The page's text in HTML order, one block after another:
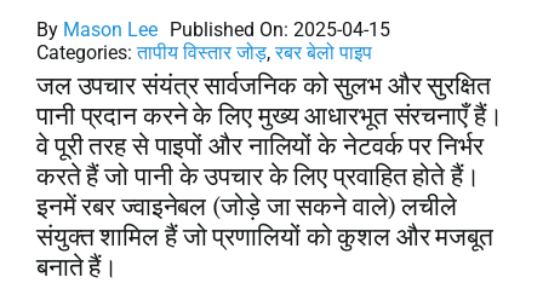
उद्धरण
By Mason Lee Published On: 2025-04-15
Categories:तापीय विस्तार जोड़,रबर बेलो पाइप
जल उपचार संयंत्र सार्वजनिक को सुलभ और सुरक्षित
पानी प्रदान करने के लिए मुख्य आधारभूत संरचनाएँ हैं।
वे पूरी तरह से पाइपों और नालियों के नेटवर्क पर निर्भर
करते हैं जो पानी के उपचार के लिए प्रवाहित होते हैं।
इनमें रबर ज्वाइनेबल (जोड़े जा सकने वाले) लचीले
संयुक्त शामिल हैं जो प्रणालियों को कुशल और मजबूत
बनाते हैं।